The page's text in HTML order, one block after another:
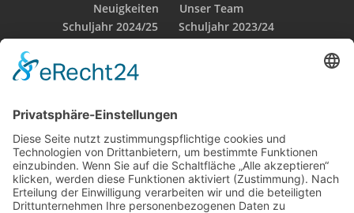
Neuigkeiten
Unser Team
Schuljahr 2024/25
Schuljahr 2023/24
Schulsozialarbeit
Klassen
Klasse 1a – Dackelklasse
Unser Team
Klasse 1c – Pinguinklasse
Klasse 2a – Delfinklasse
Klasse 2b – Pandaklasse
Klasse 2c – Maulwurfklasse
Sozialarbeit
Klasse 3a – Löwenklasse
Schulsozialarbeit
Klasse 3b – Drachenklasse